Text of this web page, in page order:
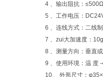
4 、输出阻抗：≤500Ω
5 、工作电压：
6 、连线方式：二线
7 、zui大加速度：10g
8 、测量方向：垂直
9 、使用环境：温
10、 外形尺寸：